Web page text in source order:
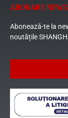
ABONARE
Abonează-te la
noutățile